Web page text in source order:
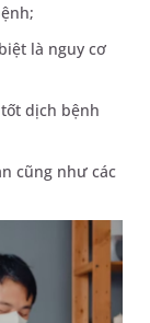
là nguy cơ
dịch bệnh
cũng như các